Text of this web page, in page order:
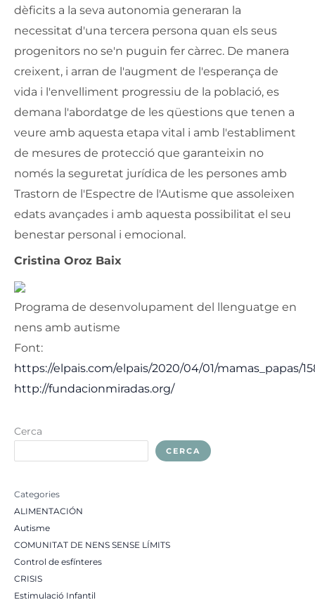
dèficits a la seva autonomia generaran la
necessitat d'una tercera persona quan els seus
progenitors no se'n puguin fer càrrec. De manera
creixent, i arran de l'augment de l'esperança de
vida i l'envelliment progressiu de la població, es
demana l'abordatge de les qüestions que tenen a
veure amb aquesta etapa vital i amb l'establiment
de mesures de protecció que garanteixin no
només la seguretat jurídica de les persones amb
Trastorn de l'Espectre de l'Autisme que assoleixen
edats avançades i amb aquesta possibilitat el seu
benestar personal i emocional.
Cristina Oroz Baix
Programa de desenvolupament del llenguatge en
nens amb autisme
Font:
https://elpais.com/elpais/2020/04/01/mamas_papas/
http://fundacionmiradas.org/
Cerca
CERCA
Categories
ALIMENTACIÓN
Autisme
COMUNITAT DE NENS SENSE LÍMITS
Control de esfínteres
CRISIS
Estimulació Infantil